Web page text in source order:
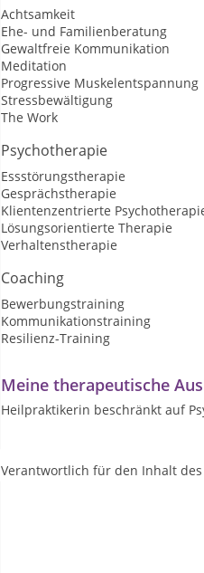
Achtsamkeit
Ehe- und Familienberatung
Gewaltfreie Kommunikation
Meditation
Progressive Muskelentspannung
Stressbewältigung
The Work
Psychotherapie
Essstörungstherapie
Gesprächstherapie
Klientenzentrierte
Lösungsorientierte Therapie
Verhaltenstherapie
Coaching
Bewerbungstraining
Kommunikationstraining
Resilienz-Training
Meine therapeutische
Heilpraktikerin beschränkt auf
Verantwortlich für den Inhalt